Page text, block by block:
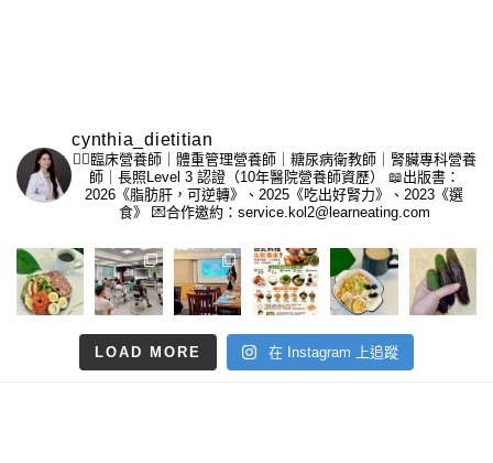
cynthia_dietitian
👩‍⚕️臨床營養師｜體重管理營養師｜糖尿病衛教師｜腎臟專科營養
師｜長照Level 3 認證（10年醫院營養師資歷）
📖出版書：
2026《脂肪肝，可逆轉》、2025《吃出好腎力》、2023《選
食》
💌合作邀約：service.kol2@learneating.com
LOAD MORE 在 Instagram 上追蹤